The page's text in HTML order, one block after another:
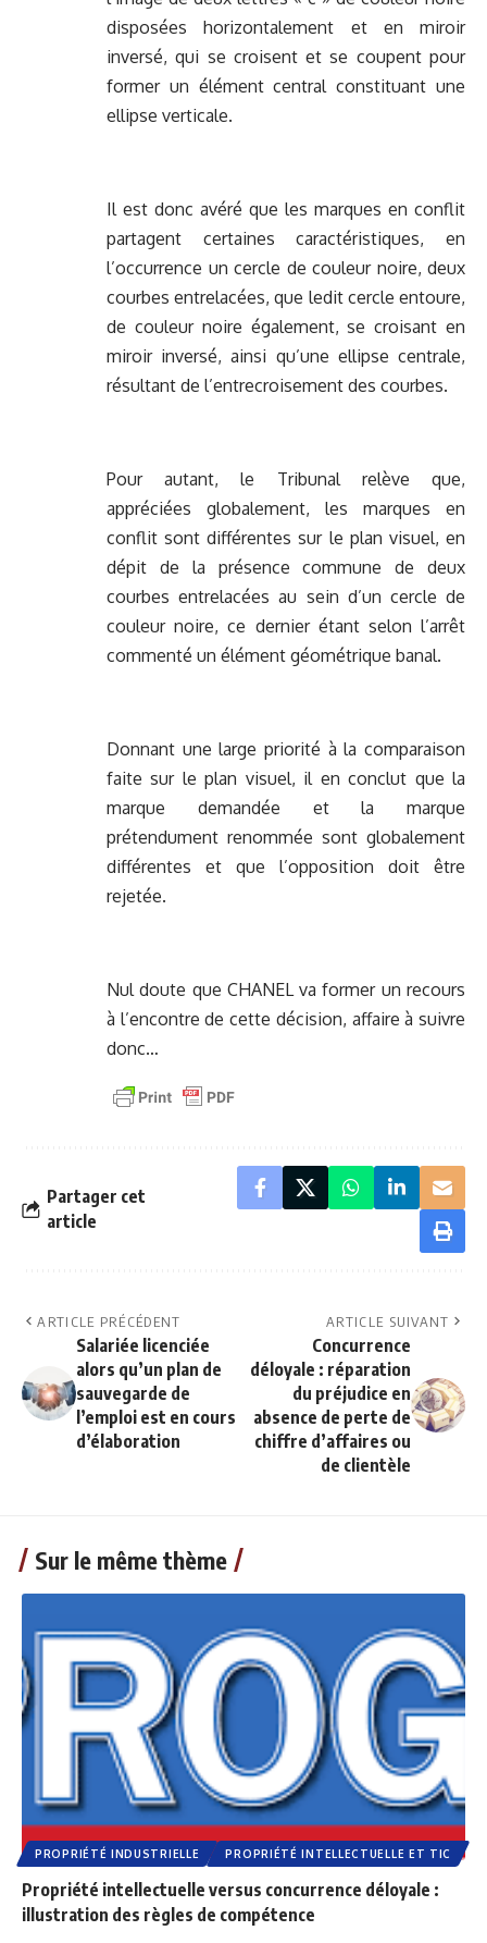
disposées horizontalement et en miroir
inversé, qui se croisent et se coupent pour
former un élément central constituant une
ellipse verticale.
Il est donc avéré que les marques en conflit
partagent certaines caractéristiques, en
l’occurrence un cercle de couleur noire, deux
courbes entrelacées, que ledit cercle entoure,
de couleur noire également, se croisant en
miroir inversé, ainsi qu’une ellipse centrale,
résultant de l’entrecroisement des courbes.
Pour autant, le Tribunal relève que,
appréciées globalement, les marques en
conflit sont différentes sur le plan visuel, en
dépit de la présence commune de deux
courbes entrelacées au sein d’un cercle de
couleur noire, ce dernier étant selon l’arrêt
commenté un élément géométrique banal.
Donnant une large priorité à la comparaison
faite sur le plan visuel, il en conclut que la
marque demandée et la marque
prétendument renommée sont globalement
différentes et que l’opposition doit être
rejetée.
Nul doute que CHANEL va former un recours
à l’encontre de cette décision, affaire à suivre
donc…
Partager cet
article
ARTICLE PRÉCÉDENT
Salariée licenciée
alors qu’un plan de
sauvegarde de
l’emploi est en cours
d’élaboration
ARTICLE SUIVANT
Concurrence
déloyale : réparation
du préjudice en
absence de perte de
chiffre d’affaires ou
de clientèle
Sur le même thème
PROPRIÉTÉ INDUSTRIELLE PROPRIÉTÉ INTELLECTUELLE ET TIC
Propriété intellectuelle versus concurrence déloyale :
illustration des règles de compétence